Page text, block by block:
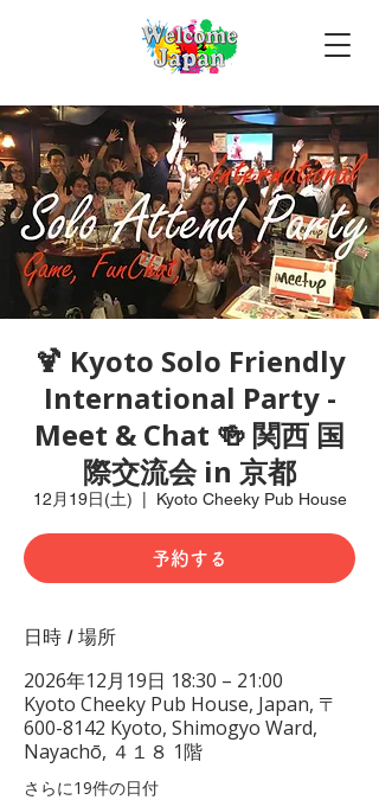
🍹 Kyoto Solo Friendly
International Party -
Meet & Chat 🍻 関西 国
際交流会 in 京都
12月19日(土) Kyoto Cheeky Pub House
予約する
日時 / 場所
2026年12月19日 18:30 – 21:00
Kyoto Cheeky Pub House, Japan, 〒
600-8142 Kyoto, Shimogyo Ward,
Nayachō, ４１８ 1階
さらに19件の日付